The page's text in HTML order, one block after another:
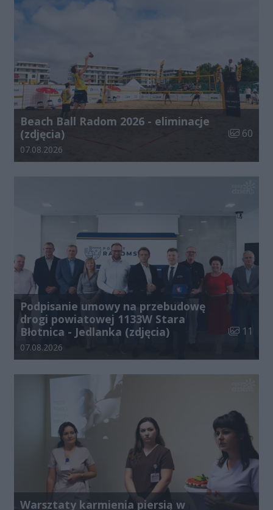
Beach Ball Radom 2026 - eliminacje
(zdjęcia)
Liczba
60
Data dodania galerii:
07.08.2026
Podpisanie umowy na przebudowę
drogi powiatowej 1133W Stara
Błotnica - Jedlanka (zdjęcia)
Liczba
11
Data dodania galerii:
07.08.2026
Warsztaty karmienia piersią w